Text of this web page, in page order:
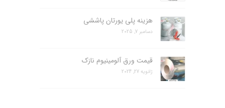
هزینه پلی یورتان پاششی
دسامبر 7, 2025
قیمت ورق آلومینیوم نازک
ژانویه 27, 2024